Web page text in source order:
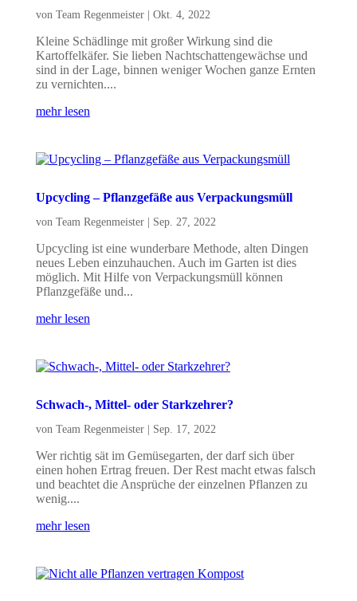
von Team Regenmeister| Okt. 4, 2022
Kleine Schädlinge mit großer Wirkung sind die
Kartoffelkäfer. Sie lieben Nachtschattengewächse und
sind in der Lage, binnen weniger Wochen ganze Ernten
zu vernichten....
mehr lesen
Upcycling – Pflanzgefäße aus Verpackungsmüll
von Team Regenmeister| Sep. 27, 2022
Upcycling ist eine wunderbare Methode, alten Dingen
neues Leben einzuhauchen. Auch im Garten ist dies
möglich. Mit Hilfe von Verpackungsmüll können
Pflanzgefäße und...
mehr lesen
Schwach-, Mittel- oder Starkzehrer?
von Team Regenmeister| Sep. 17, 2022
Wer richtig sät im Gemüsegarten, der darf sich über
einen hohen Ertrag freuen. Der Rest macht etwas falsch
und beachtet die Ansprüche der einzelnen Pflanzen zu
wenig....
mehr lesen